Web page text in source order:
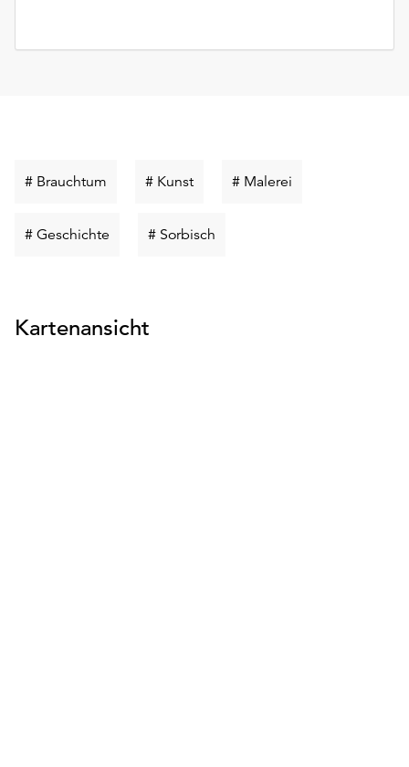
# Brauchtum Schlüsselwort
# KunstSchlüsselwort
# Malerei
# Geschichte Schlüsselwort
# Sorbisch
Kartenansicht